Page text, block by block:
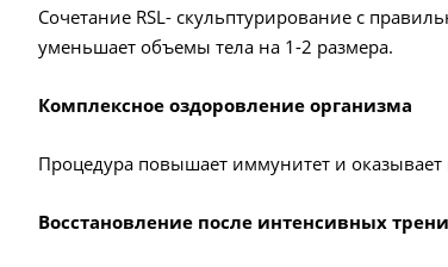
Сочетание RSL- скульптурирование с
уменьшает объемы тела на 1-2 размера.
Комплексное оздоровление организма
Процедура повышает иммунитет и оказывает
Восстановление после интенсивных